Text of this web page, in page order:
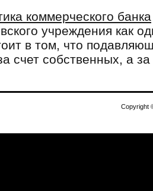
коммерческого банка
учреждения как
в том, что
счет собственных, а
Copyright